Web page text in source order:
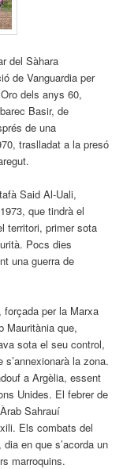
del Sàhara
de Vanguardia per
dels anys 60,
Basir, de
de una
traslladat a la presó
Said Al-Uali,
que tindrà el
territori, primer sota
Pocs dies
una guerra de
per la Marxa
Mauritània que,
sota el seu control,
la zona.
a Argèlia, essent
Unides. El febrer de
Sahrauí
Els combats del
en que s’acorda un
marroquins.